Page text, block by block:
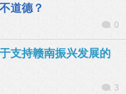
道德？
0
支持赣南振兴发展的
3